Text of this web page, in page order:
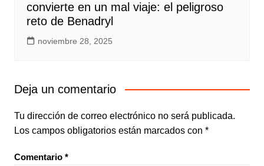
convierte en un mal viaje: el peligroso
reto de Benadryl
noviembre 28, 2025
Deja un comentario
Tu dirección de correo electrónico no será publicada.
Los campos obligatorios están marcados con *
Comentario *